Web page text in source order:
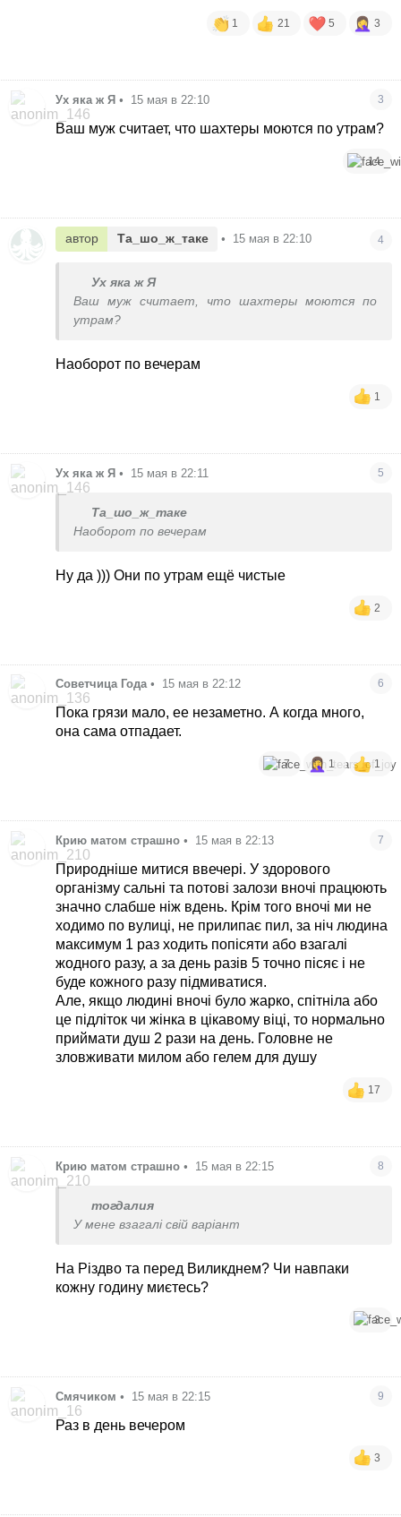
1 21 5 3
Ух яка ж Я • 15 мая в 22:10 3
Ваш муж считает, что шахтеры моются по утрам?
14
автор Та_шо_ж_таке • 15 мая в 22:10 4
Ух яка ж Я
Ваш муж считает, что шахтеры моются по
утрам?
Наоборот по вечерам
1
Ух яка ж Я • 15 мая в 22:11 5
Та_шо_ж_таке
Наоборот по вечерам
Ну да ))) Они по утрам ещё чистые
2
Советчица Года • 15 мая в 22:12 6
Пока грязи мало, ее незаметно. А когда много,
она сама отпадает.
7 1 1
Крию матом страшно • 15 мая в 22:13 7
Природніше митися ввечері. У здорового
організму сальні та потові залози вночі працюють
значно слабше ніж вдень. Крім того вночі ми не
ходимо по вулиці, не прилипає пил, за ніч людина
максимум 1 раз ходить попісяти або взагалі
жодного разу, а за день разів 5 точно пісяє і не
буде кожного разу підмиватися.
Але, якщо людині вночі було жарко, спітніла або
це підліток чи жінка в цікавому віці, то нормально
приймати душ 2 рази на день. Головне не
зловживати милом або гелем для душу
17
Крию матом страшно • 15 мая в 22:15 8
тогдалия
У мене взагалі свій варіант
На Різдво та перед Виликднем? Чи навпаки
кожну годину миєтесь?
3
Смячиком • 15 мая в 22:15 9
Раз в день вечером
3